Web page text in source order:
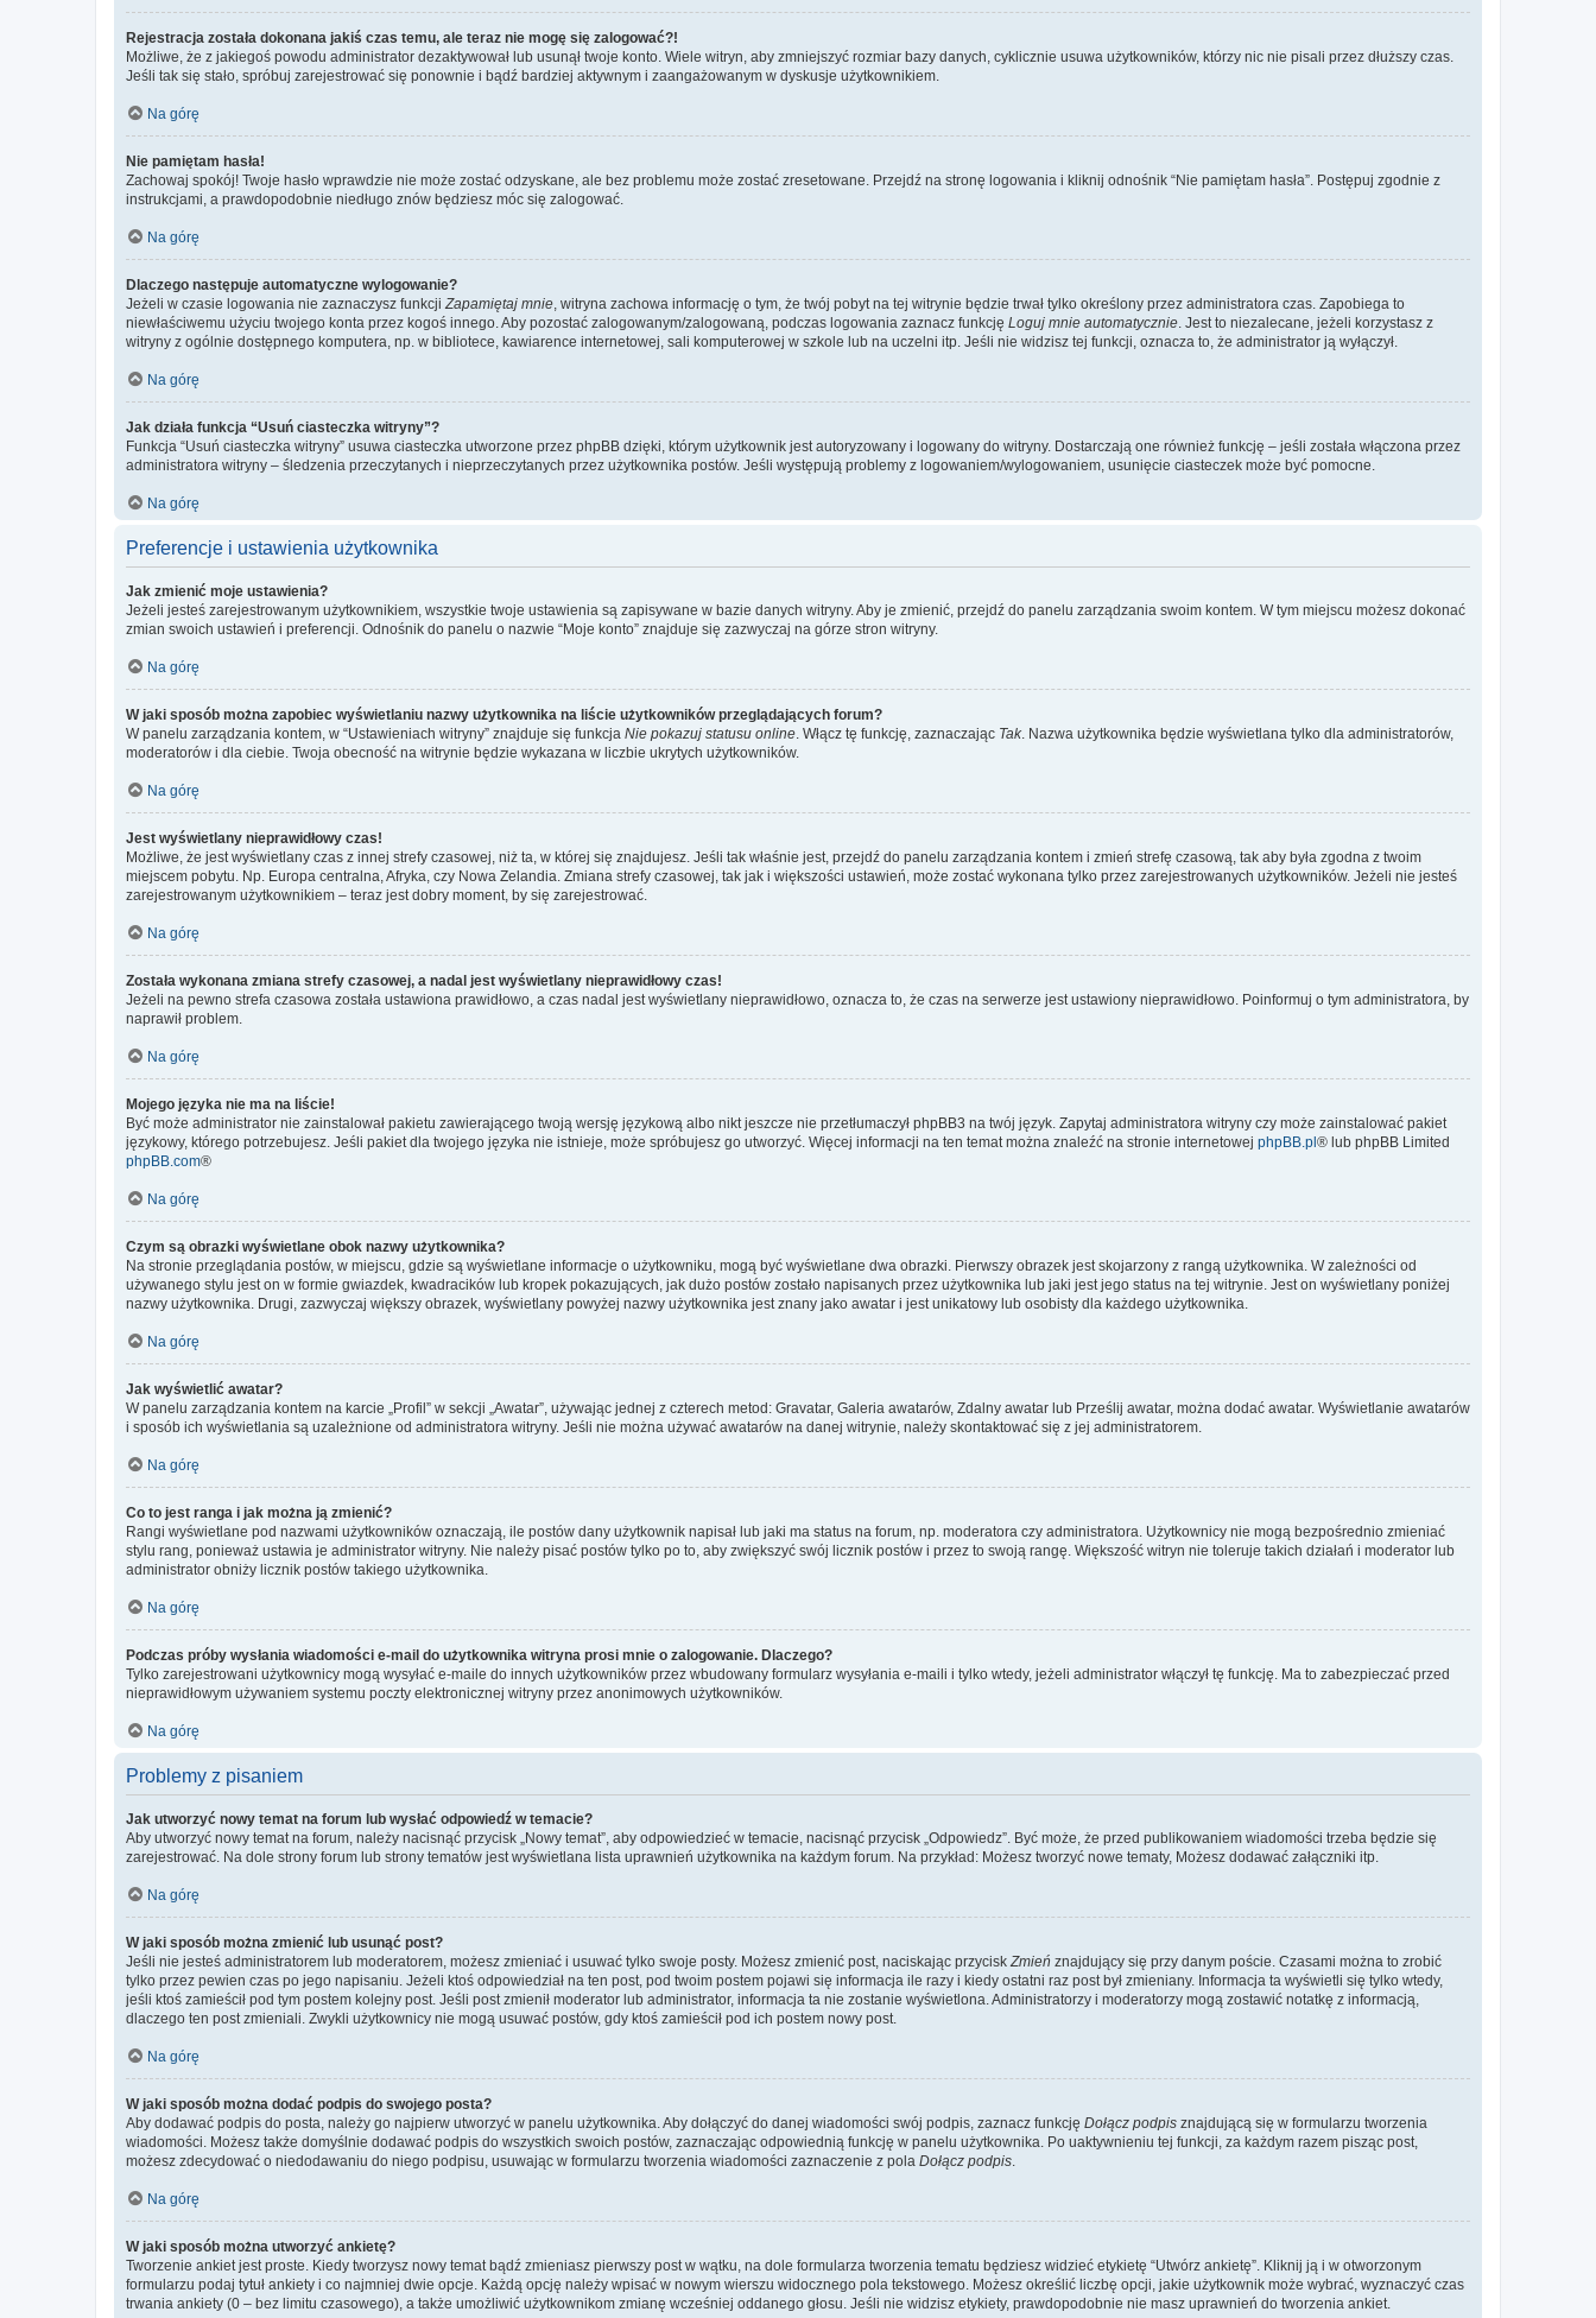
Rejestracja została dokonana jakiś czas temu, ale teraz nie mogę się zalogować?!
Możliwe, że z jakiegoś powodu administrator dezaktywował lub usunął twoje konto. Wiele witryn, aby zmniejszyć rozmiar bazy danych, cyklicznie usuwa użytkowników, którzy nic nie pisali przez dłuższy czas.
Jeśli tak się stało, spróbuj zarejestrować się ponownie i bądź bardziej aktywnym i zaangażowanym w dyskusje użytkownikiem.
Na górę
Nie pamiętam hasła!
Zachowaj spokój! Twoje hasło wprawdzie nie może zostać odzyskane, ale bez problemu może zostać zresetowane. Przejdź na stronę logowania i kliknij odnośnik “Nie pamiętam hasła”. Postępuj zgodnie z
instrukcjami, a prawdopodobnie niedługo znów będziesz móc się zalogować.
Na górę
Dlaczego następuje automatyczne wylogowanie?
Jeżeli w czasie logowania nie zaznaczysz funkcji Zapamiętaj mnie , witryna zachowa informację o tym, że twój pobyt na tej witrynie będzie trwał tylko określony przez administratora czas. Zapobiega to
niewłaściwemu użyciu twojego konta przez kogoś innego. Aby pozostać zalogowanym/zalogowaną, podczas logowania zaznacz funkcję Loguj mnie automatycznie . Jest to niezalecane, jeżeli korzystasz z
witryny z ogólnie dostępnego komputera, np. w bibliotece, kawiarence internetowej, sali komputerowej w szkole lub na uczelni itp. Jeśli nie widzisz tej funkcji, oznacza to, że administrator ją wyłączył.
Na górę
Jak działa funkcja “Usuń ciasteczka witryny”?
Funkcja “Usuń ciasteczka witryny” usuwa ciasteczka utworzone przez phpBB dzięki, którym użytkownik jest autoryzowany i logowany do witryny. Dostarczają one również funkcję – jeśli została włączona przez
administratora witryny – śledzenia przeczytanych i nieprzeczytanych przez użytkownika postów. Jeśli występują problemy z logowaniem/wylogowaniem, usunięcie ciasteczek może być pomocne.
Na górę
Preferencje i ustawienia użytkownika
Jak zmienić moje ustawienia?
Jeżeli jesteś zarejestrowanym użytkownikiem, wszystkie twoje ustawienia są zapisywane w bazie danych witryny. Aby je zmienić, przejdź do panelu zarządzania swoim kontem. W tym miejscu możesz dokonać
zmian swoich ustawień i preferencji. Odnośnik do panelu o nazwie “Moje konto” znajduje się zazwyczaj na górze stron witryny.
Na górę
W jaki sposób można zapobiec wyświetlaniu nazwy użytkownika na liście użytkowników przeglądających forum?
W panelu zarządzania kontem, w “Ustawieniach witryny” znajduje się funkcja Nie pokazuj statusu online . Włącz tę funkcję, zaznaczając Tak. Nazwa użytkownika będzie wyświetlana tylko dla administratorów,
moderatorów i dla ciebie. Twoja obecność na witrynie będzie wykazana w liczbie ukrytych użytkowników.
Na górę
Jest wyświetlany nieprawidłowy czas!
Możliwe, że jest wyświetlany czas z innej strefy czasowej, niż ta, w której się znajdujesz. Jeśli tak właśnie jest, przejdź do panelu zarządzania kontem i zmień strefę czasową, tak aby była zgodna z twoim
miejscem pobytu. Np. Europa centralna, Afryka, czy Nowa Zelandia. Zmiana strefy czasowej, tak jak i większości ustawień, może zostać wykonana tylko przez zarejestrowanych użytkowników. Jeżeli nie jesteś
zarejestrowanym użytkownikiem – teraz jest dobry moment, by się zarejestrować.
Na górę
Została wykonana zmiana strefy czasowej, a nadal jest wyświetlany nieprawidłowy czas!
Jeżeli na pewno strefa czasowa została ustawiona prawidłowo, a czas nadal jest wyświetlany nieprawidłowo, oznacza to, że czas na serwerze jest ustawiony nieprawidłowo. Poinformuj o tym administratora, by
naprawił problem.
Na górę
Mojego języka nie ma na liście!
Być może administrator nie zainstalował pakietu zawierającego twoją wersję językową albo nikt jeszcze nie przetłumaczył phpBB3 na twój język. Zapytaj administratora witryny czy może zainstalować pakiet
językowy, którego potrzebujesz. Jeśli pakiet dla twojego języka nie istnieje, może spróbujesz go utworzyć. Więcej informacji na ten temat można znaleźć na stronie internetowej phpBB.pl® lub phpBB Limited
phpBB.com®
Na górę
Czym są obrazki wyświetlane obok nazwy użytkownika?
Na stronie przeglądania postów, w miejscu, gdzie są wyświetlane informacje o użytkowniku, mogą być wyświetlane dwa obrazki. Pierwszy obrazek jest skojarzony z rangą użytkownika. W zależności od
używanego stylu jest on w formie gwiazdek, kwadracików lub kropek pokazujących, jak dużo postów zostało napisanych przez użytkownika lub jaki jest jego status na tej witrynie. Jest on wyświetlany poniżej
nazwy użytkownika. Drugi, zazwyczaj większy obrazek, wyświetlany powyżej nazwy użytkownika jest znany jako awatar i jest unikatowy lub osobisty dla każdego użytkownika.
Na górę
Jak wyświetlić awatar?
W panelu zarządzania kontem na karcie „Profil” w sekcji „Awatar”, używając jednej z czterech metod: Gravatar, Galeria awatarów, Zdalny awatar lub Prześlij awatar, można dodać awatar. Wyświetlanie awatarów
i sposób ich wyświetlania są uzależnione od administratora witryny. Jeśli nie można używać awatarów na danej witrynie, należy skontaktować się z jej administratorem.
Na górę
Co to jest ranga i jak można ją zmienić?
Rangi wyświetlane pod nazwami użytkowników oznaczają, ile postów dany użytkownik napisał lub jaki ma status na forum, np. moderatora czy administratora. Użytkownicy nie mogą bezpośrednio zmieniać
stylu rang, ponieważ ustawia je administrator witryny. Nie należy pisać postów tylko po to, aby zwiększyć swój licznik postów i przez to swoją rangę. Większość witryn nie toleruje takich działań i moderator lub
administrator obniży licznik postów takiego użytkownika.
Na górę
Podczas próby wysłania wiadomości e-mail do użytkownika witryna prosi mnie o zalogowanie. Dlaczego?
Tylko zarejestrowani użytkownicy mogą wysyłać e-maile do innych użytkowników przez wbudowany formularz wysyłania e-maili i tylko wtedy, jeżeli administrator włączył tę funkcję. Ma to zabezpieczać przed
nieprawidłowym używaniem systemu poczty elektronicznej witryny przez anonimowych użytkowników.
Na górę
Problemy z pisaniem
Jak utworzyć nowy temat na forum lub wysłać odpowiedź w temacie?
Aby utworzyć nowy temat na forum, należy nacisnąć przycisk „Nowy temat”, aby odpowiedzieć w temacie, nacisnąć przycisk „Odpowiedz”. Być może, że przed publikowaniem wiadomości trzeba będzie się
zarejestrować. Na dole strony forum lub strony tematów jest wyświetlana lista uprawnień użytkownika na każdym forum. Na przykład: Możesz tworzyć nowe tematy, Możesz dodawać załączniki itp.
Na górę
W jaki sposób można zmienić lub usunąć post?
Jeśli nie jesteś administratorem lub moderatorem, możesz zmieniać i usuwać tylko swoje posty. Możesz zmienić post, naciskając przycisk Zmień znajdujący się przy danym poście. Czasami można to zrobić
tylko przez pewien czas po jego napisaniu. Jeżeli ktoś odpowiedział na ten post, pod twoim postem pojawi się informacja ile razy i kiedy ostatni raz post był zmieniany. Informacja ta wyświetli się tylko wtedy,
jeśli ktoś zamieścił pod tym postem kolejny post. Jeśli post zmienił moderator lub administrator, informacja ta nie zostanie wyświetlona. Administratorzy i moderatorzy mogą zostawić notatkę z informacją,
dlaczego ten post zmieniali. Zwykli użytkownicy nie mogą usuwać postów, gdy ktoś zamieścił pod ich postem nowy post.
Na górę
W jaki sposób można dodać podpis do swojego posta?
Aby dodawać podpis do posta, należy go najpierw utworzyć w panelu użytkownika. Aby dołączyć do danej wiadomości swój podpis, zaznacz funkcję Dołącz podpis znajdującą się w formularzu tworzenia
wiadomości. Możesz także domyślnie dodawać podpis do wszystkich swoich postów, zaznaczając odpowiednią funkcję w panelu użytkownika. Po uaktywnieniu tej funkcji, za każdym razem pisząc post,
możesz zdecydować o niedodawaniu do niego podpisu, usuwając w formularzu tworzenia wiadomości zaznaczenie z pola Dołącz podpis
Na górę
W jaki sposób można utworzyć ankietę?
Tworzenie ankiet jest proste. Kiedy tworzysz nowy temat bądź zmieniasz pierwszy post w wątku, na dole formularza tworzenia tematu będziesz widzieć etykietę “Utwórz ankietę”. Kliknij ją i w otworzonym
formularzu podaj tytuł ankiety i co najmniej dwie opcje. Każdą opcję należy wpisać w nowym wierszu widocznego pola tekstowego. Możesz określić liczbę opcji, jakie użytkownik może wybrać, wyznaczyć czas
trwania ankiety (0 – bez limitu czasowego), a także umożliwić użytkownikom zmianę wcześniej oddanego głosu. Jeśli nie widzisz etykiety, prawdopodobnie nie masz uprawnień do tworzenia ankiet.